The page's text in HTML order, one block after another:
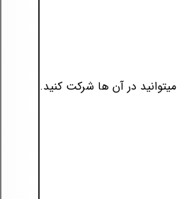
در آن ها شرکت کنید.